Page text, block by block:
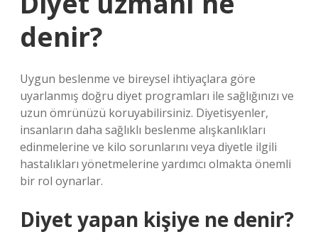
denir?
Uygun beslenme ve bireysel ihtiyaçlara göre
uyarlanmış doğru diyet programları ile sağlığınızı ve
uzun ömrünüzü koruyabilirsiniz. Diyetisyenler,
insanların daha sağlıklı beslenme alışkanlıkları
edinmelerine ve kilo sorunlarını veya diyetle ilgili
hastalıkları yönetmelerine yardımcı olmakta önemli
bir rol oynarlar.
Diyet yapan kişiye ne denir?